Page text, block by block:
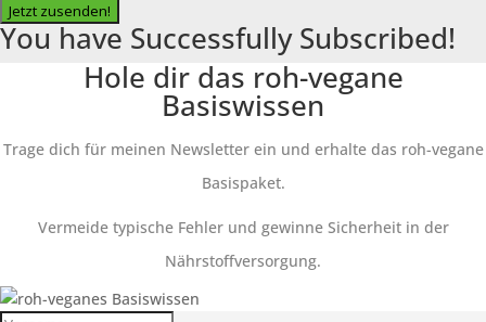
Jetzt zusenden!
You have Successfully Subscribed!
Hole dir das roh-vegane
Basiswissen
Trage dich für meinen Newsletter ein und erhalte das roh-vegane
Basispaket.
Vermeide typische Fehler und gewinne Sicherheit in der
Nährstoffversorgung.